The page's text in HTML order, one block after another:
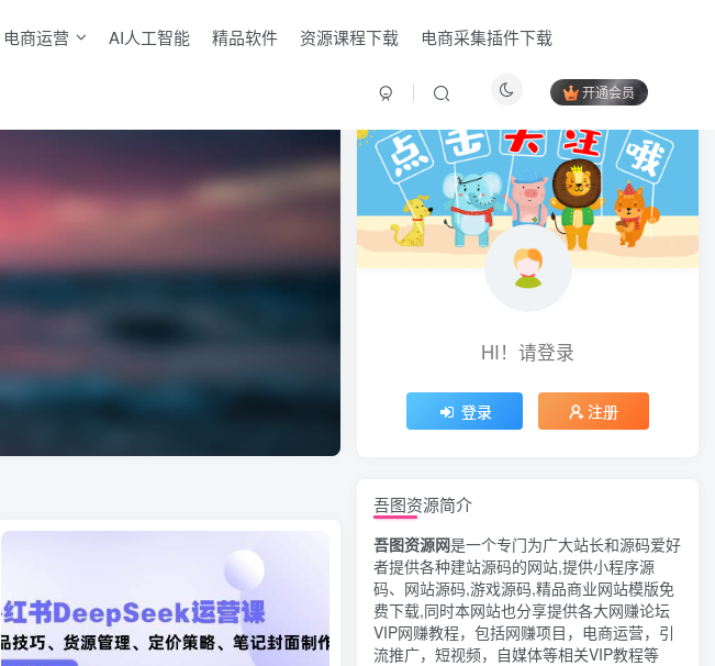
电商运营 AI人工智能 精品软件 资源课程下载 电商采集插件下载
开通会员
HI！请登录
登录 注册
HI！请登录
登录 注册
吾图资源简介
吾图资源网是一个专门为广大站长和源码爱好
者提供各种建站源码的网站,提供小程序源
码、网站源码,游戏源码,精品商业网站模版免
费下载,同时本网站也分享提供各大网赚论坛
VIP网赚教程，包括网赚项目，电商运营，引
流推广，短视频，自媒体等相关VIP教程等